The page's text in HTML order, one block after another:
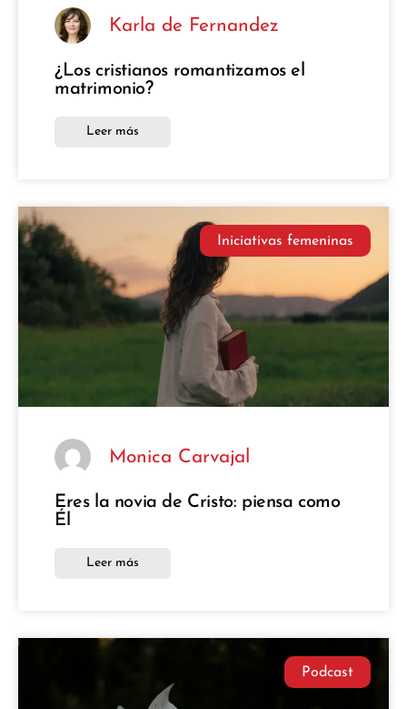
Karla de Fernandez
¿Los cristianos romantizamos el
matrimonio?
Leer más
Iniciativas femeninas
Monica Carvajal
Eres la novia de Cristo: piensa como
Él
Leer más
Podcast